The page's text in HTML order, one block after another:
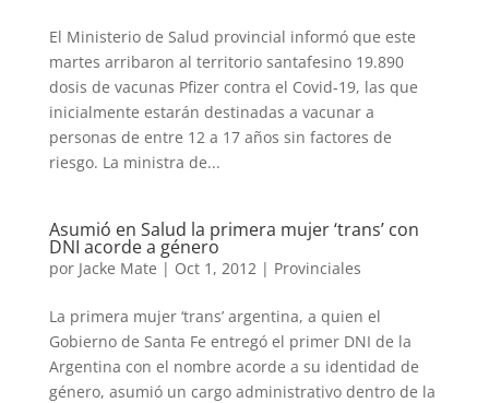
El Ministerio de Salud provincial informó que este
martes arribaron al territorio santafesino 19.890
dosis de vacunas Pfizer contra el Covid-19, las que
inicialmente estarán destinadas a vacunar a
personas de entre 12 a 17 años sin factores de
riesgo. La ministra de...
Asumió en Salud la primera mujer ‘trans’ con
DNI acorde a género
por Jacke Mate | Oct 1, 2012 | Provinciales
La primera mujer ‘trans’ argentina, a quien el
Gobierno de Santa Fe entregó el primer DNI de la
Argentina con el nombre acorde a su identidad de
género, asumió un cargo administrativo dentro de la